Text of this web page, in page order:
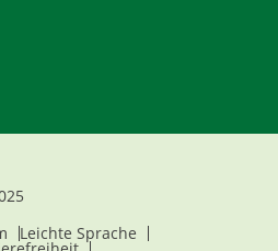
Leichte Sprache